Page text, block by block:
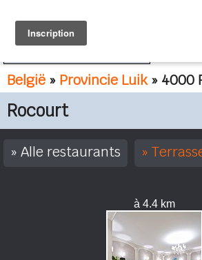
België » Provincie Luik» 4000
Rocourt
Alle restaurants
à 4.4 km